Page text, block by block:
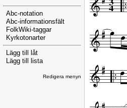
Abc-notation
Abc-informationsfält
FolkWiki-taggar
Kyrkotonarter
Lägg till låt
Lägg till lista
Redigera menyn